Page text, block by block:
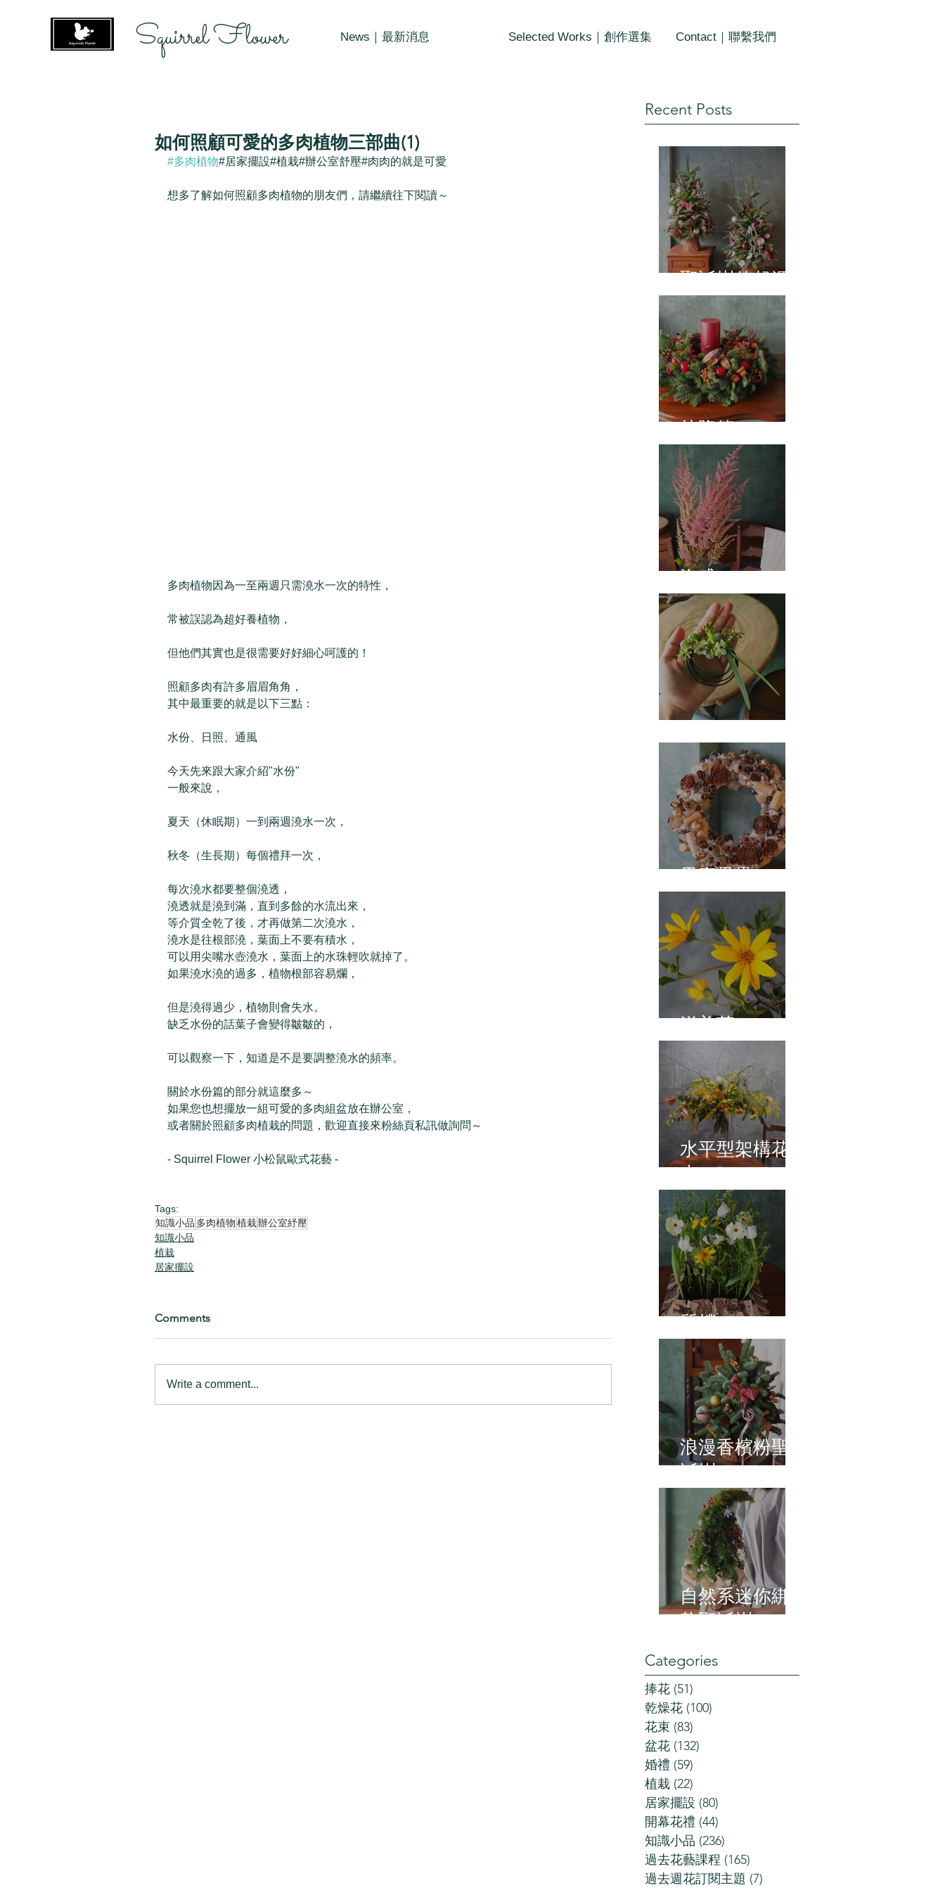
Squirrel Flower News｜最新消息 Selected Works｜創作選集 Contact｜聯繫我們
如何照顧可愛的多肉植物三部曲(1)
#多肉植物#居家擺設#植栽#辦公室舒壓#肉肉的就是可愛
想多了解如何照顧多肉植物的朋友們，請繼續往下閱讀～
多肉植物因為一至兩週只需澆水一次的特性，
常被誤認為超好養植物，
但他們其實也是很需要好好細心呵護的！
照顧多肉有許多眉眉角角，
其中最重要的就是以下三點：
水份、日照、通風
今天先來跟大家介紹"水份"
一般來說，
夏天（休眠期）一到兩週澆水一次，
秋冬（生長期）每個禮拜一次，
每次澆水都要整個澆透，
澆透就是澆到滿，直到多餘的水流出來，
等介質全乾了後，才再做第二次澆水，
澆水是往根部澆，葉面上不要有積水，
可以用尖嘴水壺澆水，葉面上的水珠輕吹就掉了。
如果澆水澆的過多，植物根部容易爛，
但是澆得過少，植物則會失水。
缺乏水份的話葉子會變得皺皺的，
可以觀察一下，知道是不是要調整澆水的頻率。
關於水份篇的部分就這麼多～
如果您也想擺放一組可愛的多肉組盆放在辦公室，
或者關於照顧多肉植栽的問題，歡迎直接來粉絲頁私訊做詢問～
- Squirrel Flower 小松鼠歐式花藝 -
Tags:
知識小品 多肉植物植栽辦公室紓壓
知識小品
植栽
居家擺設
Comments
Write a comment...
Recent Posts
聖誕樹的起源
待降節
泡盛
果實壘壘
洋姜菊
水平型架構花
束
質樸
浪漫香檳粉聖
誕樹
自然系迷你綁
紮聖誕樹
Categories
捧花 (51)
乾燥花 (100)
花束 (83)
盆花 (132)
婚禮 (59)
植栽 (22)
居家擺設 (80)
開幕花禮 (44)
知識小品 (236)
過去花藝課程 (165)
過去週花訂閱主題 (7)